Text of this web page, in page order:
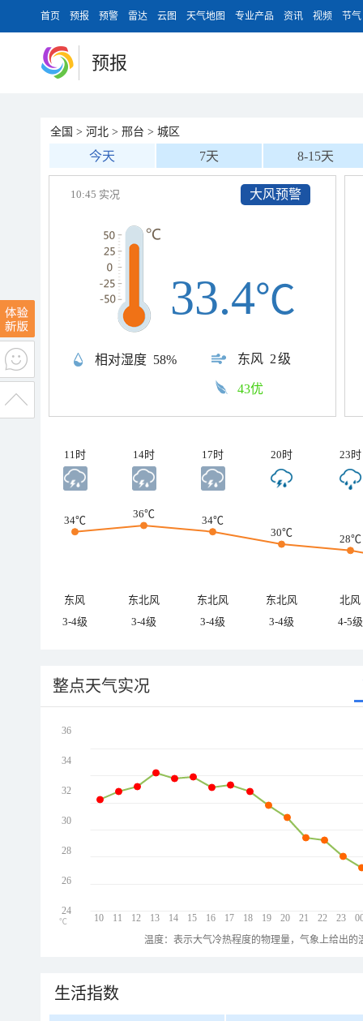
首页 预报 预警 雷达 云图 天气地图 专业产品 资讯 视频 节气
预报
全国 > 河北 > 邢台 > 城区
今天 7天 8-15天
大风预警
10:45 实况
相对湿度 58% 东风 2级
33.4℃
43优
11时 14时 17时 20时 23时
34℃
36℃
34℃
30℃
28℃
东风 东北风 东北风 东北风
北风
3-4级
3-4级 3-4级 3-4级 4-5级
整点天气实况
10 11 12 13 14 15 16 17 18 19 20 21 22 23
36
34
32
30
28
26
24
℃
温度：表示大气冷热程度的物理量，气象上给出
生活指数